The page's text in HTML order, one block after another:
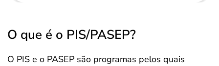
O que é o PIS/PASEP?
O PIS e o PASEP são programas pelos quais